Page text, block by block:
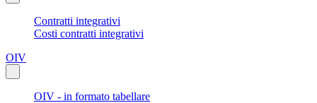
Contratti integrativi
Costi contratti integrativi
OIV
OIV - in formato tabellare